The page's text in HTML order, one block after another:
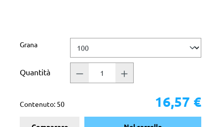
Seleziona
Grana
Quantità
Contenuto: 50 16,57 €